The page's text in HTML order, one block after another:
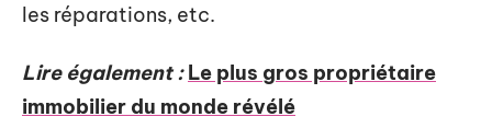
les réparations, etc.
Lire également : Le plus gros propriétaire
immobilier du monde révélé